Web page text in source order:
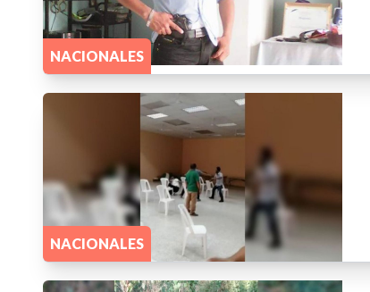
NACIONALES
NACIONALES